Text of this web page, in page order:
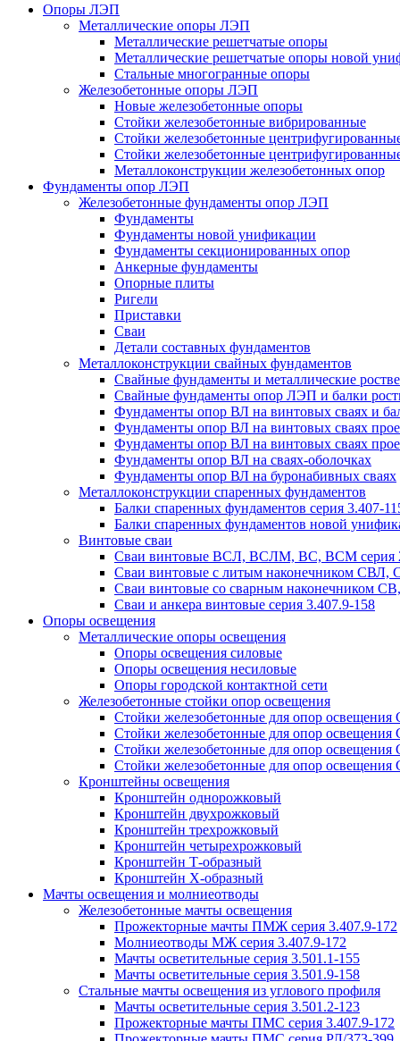
Опоры ЛЭП
Металлические опоры ЛЭП
Металлические решетчатые опоры
Металлические решетчатые опоры новой
Стальные многогранные опоры
Железобетонные опоры ЛЭП
Новые железобетонные опоры
Стойки железобетонные вибрированные
Стойки железобетонные
Стойки железобетонные
Металлоконструкции железобетонных опор
Фундаменты опор ЛЭП
Железобетонные фундаменты опор ЛЭП
Фундаменты
Фундаменты новой унификации
Фундаменты секционированных опор
Анкерные фундаменты
Опорные плиты
Ригели
Приставки
Сваи
Детали составных фундаментов
Металлоконструкции свайных фундаментов
Свайные фундаменты и металлические
Свайные фундаменты опор ЛЭП и балки
Фундаменты опор ВЛ на винтовых сваях и
Фундаменты опор ВЛ на винтовых сваях
Фундаменты опор ВЛ на винтовых сваях
Фундаменты опор ВЛ на сваях-оболочках
Фундаменты опор ВЛ на буронабивных сваях
Металлоконструкции спаренных фундаментов
Балки спаренных фундаментов серия 3.407-
Балки спаренных фундаментов новой
Винтовые сваи
Сваи винтовые ВСЛ, ВСЛМ, ВС, ВСМ серия
Сваи винтовые с литым наконечником
Сваи винтовые со сварным наконечником
Сваи и анкера винтовые серия 3.407.9-158
Опоры освещения
Металлические опоры освещения
Опоры освещения силовые
Опоры освещения несиловые
Опоры городской контактной сети
Железобетонные стойки опор освещения
Стойки железобетонные для опор
Стойки железобетонные для опор
Стойки железобетонные для опор
Стойки железобетонные для опор освещения
Кронштейны освещения
Кронштейн однорожковый
Кронштейн двухрожковый
Кронштейн трехрожковый
Кронштейн четырехрожковый
Кронштейн Т-образный
Кронштейн Х-образный
Мачты освещения и молниеотводы
Железобетонные мачты освещения
Прожекторные мачты ПМЖ серия 3.407.9-172
Молниеотводы МЖ серия 3.407.9-172
Мачты осветительные серия 3.501.1-155
Мачты осветительные серия 3.501.9-158
Стальные мачты освещения из углового профиля
Мачты осветительные серия 3.501.2-123
Прожекторные мачты ПМС серия 3.407.9-172